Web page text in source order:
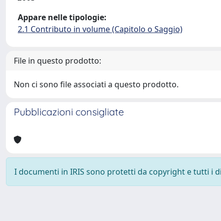
Appare nelle tipologie:
2.1 Contributo in volume (Capitolo o Saggio)
File in questo prodotto:
Non ci sono file associati a questo prodotto.
Pubblicazioni consigliate
I documenti in IRIS sono protetti da copyright e tutti i